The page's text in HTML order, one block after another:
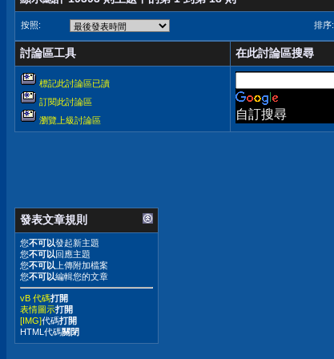
按照: 排序:
討論區工具 在此討論區搜尋
標記此討論區已讀
訂閱此討論區
瀏覽上級討論區
自訂搜尋
發表文章規則
您不可以發起新主題
您不可以回應主題
您不可以 上傳附加檔案
您不可以編輯您的文章
vB 代碼打開
表情圖示打開
[IMG]代碼打開
HTML代碼關閉